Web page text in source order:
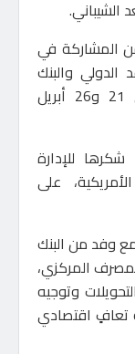
الشيباني.
المشاركة في
الدولي والبنك
الدولي، والتي تُعقد في واشنطن بين 21 و26 أبريل
شكرها للإدارة
على
وفد من البنك
المركزي،
وتوجيه
تعافٍ اقتصادي